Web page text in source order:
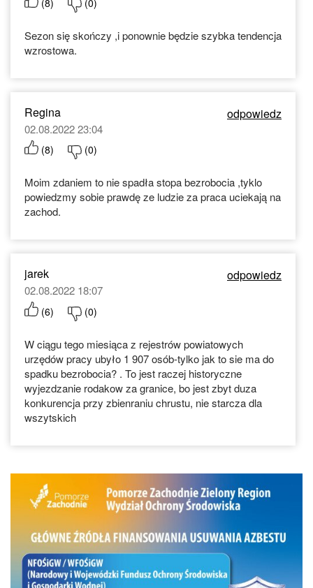
Sezon się skończy ,i ponownie będzie szybka tendencja
wzrostowa.
Regina odpowiedz
02.08.2022 23:04
(8) (0)
Moim zdaniem to nie spadła stopa bezrobocia ,tyklo
powiedzmy sobie prawdę ze ludzie za praca uciekają na
zachod.
jarek odpowiedz
02.08.2022 18:07
(6) (0)
W ciągu tego miesiąca z rejestrów powiatowych
urzędów pracy ubyło 1 907 osób-tylko jak to sie ma do
spadku bezrobocia? . To jest raczej historyczne
wyjezdzanie rodakow za granice, bo jest zbyt duza
konkurencja przy zbienraniu chrustu, nie starcza dla
wszytskich